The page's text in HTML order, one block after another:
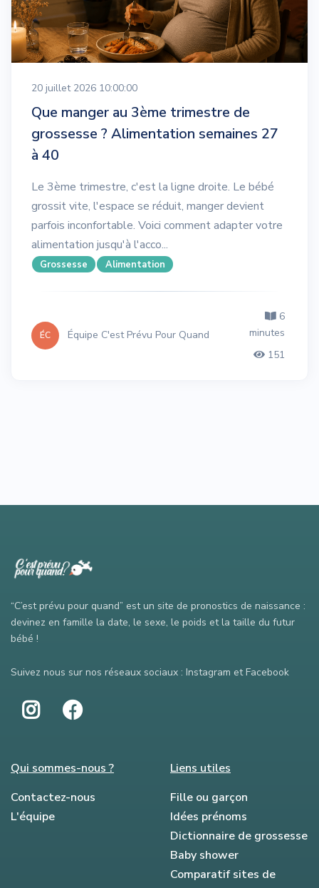
20 juillet 2026 10:00:00
Que manger au 3ème trimestre de
grossesse ? Alimentation semaines 27
à 40
Le 3ème trimestre, c'est la ligne droite. Le bébé
grossit vite, l'espace se réduit, manger devient
parfois inconfortable. Voici comment adapter votre
alimentation jusqu'à l'acco...
Grossesse Alimentation
ÉC Équipe C'est Prévu Pour Quand
6
minutes
151
“C’est prévu pour quand” est un site de pronostics de naissance :
devinez en famille la date, le sexe, le poids et la taille du futur
bébé !
Suivez nous sur nos réseaux sociaux : Instagram et Facebook
Qui sommes-nous ?
Contactez-nous
L'équipe
Liens utiles
Fille ou garçon
Idées prénoms
Dictionnaire de grossesse
Baby shower
Comparatif sites de